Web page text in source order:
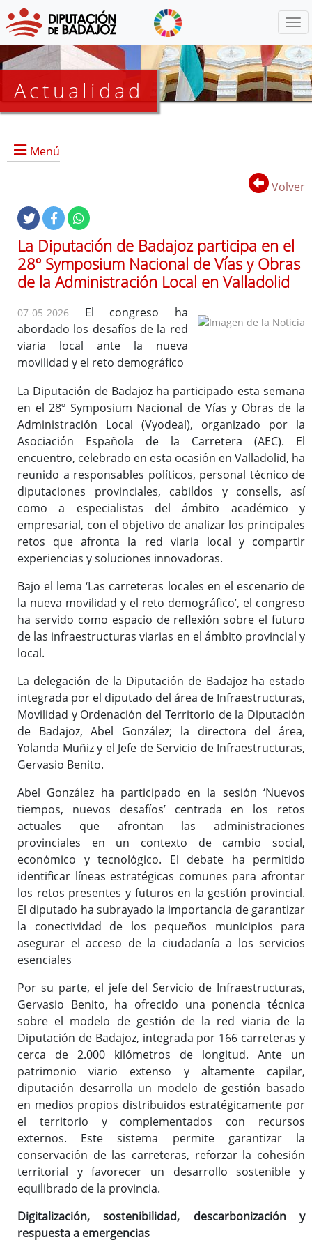
Actualidad
Menú
Noticias
Lista
de
distribución
Volver
La Diputación de Badajoz participa en el
28º Symposium Nacional de Vías y Obras
de la Administración Local en Valladolid
07-05-2026 El congreso ha
abordado los desafíos de la red
viaria local ante la nueva
movilidad y el reto demográfico
La Diputación de Badajoz ha participado esta semana
en el 28º Symposium Nacional de Vías y Obras de la
Administración Local (Vyodeal), organizado por la
Asociación Española de la Carretera (AEC). El
encuentro, celebrado en esta ocasión en Valladolid, ha
reunido a responsables políticos, personal técnico de
diputaciones provinciales, cabildos y consells, así
como a especialistas del ámbito académico y
empresarial, con el objetivo de analizar los principales
retos que afronta la red viaria local y compartir
experiencias y soluciones innovadoras.
Bajo el lema ‘Las carreteras locales en el escenario de
la nueva movilidad y el reto demográfico’, el congreso
ha servido como espacio de reflexión sobre el futuro
de las infraestructuras viarias en el ámbito provincial y
local.
La delegación de la Diputación de Badajoz ha estado
integrada por el diputado del área de Infraestructuras,
Movilidad y Ordenación del Territorio de la Diputación
de Badajoz, Abel González; la directora del área,
Yolanda Muñiz y el Jefe de Servicio de Infraestructuras,
Gervasio Benito.
Abel González ha participado en la sesión ‘Nuevos
tiempos, nuevos desafíos’ centrada en los retos
actuales que afrontan las administraciones
provinciales en un contexto de cambio social,
económico y tecnológico. El debate ha permitido
identificar líneas estratégicas comunes para afrontar
los retos presentes y futuros en la gestión provincial.
El diputado ha subrayado la importancia de garantizar
la conectividad de los pequeños municipios para
asegurar el acceso de la ciudadanía a los servicios
esenciales
Por su parte, el jefe del Servicio de Infraestructuras,
Gervasio Benito, ha ofrecido una ponencia técnica
sobre el modelo de gestión de la red viaria de la
Diputación de Badajoz, integrada por 166 carreteras y
cerca de 2.000 kilómetros de longitud. Ante un
patrimonio viario extenso y altamente capilar,
diputación desarrolla un modelo de gestión basado
en medios propios distribuidos estratégicamente por
el territorio y complementados con recursos
externos. Este sistema permite garantizar la
conservación de las carreteras, reforzar la cohesión
territorial y favorecer un desarrollo sostenible y
equilibrado de la provincia.
Digitalización, sostenibilidad, descarbonización y
respuesta a emergencias